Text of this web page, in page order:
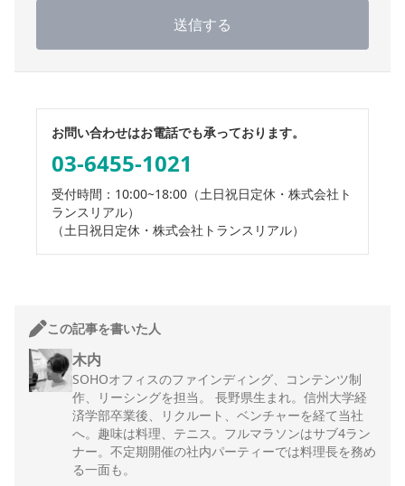
送信する
お問い合わせはお電話でも承っております。
03-6455-1021
受付時間：10:00~18:00 （土日祝日定休・株式会社ト
ランスリアル）
（土日祝日定休・株式会社トランスリアル）
この記事を書いた人
木内
SOHOオフィスのファインディング、コンテンツ制
作、リーシングを担当。 長野県生まれ。信州大学経
済学部卒業後、リクルート、ベンチャーを経て当社
へ。趣味は料理、テニス。フルマラソンはサブ4ラン
ナー。不定期開催の社内パーティーでは料理長を務め
る一面も。